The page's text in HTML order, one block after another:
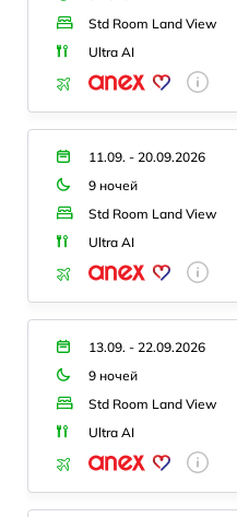
Std Room Land View
Ultra AI
11.09. - 20.09.2026
9 ночей
Std Room Land View
Ultra AI
13.09. - 22.09.2026
9 ночей
Std Room Land View
Ultra AI